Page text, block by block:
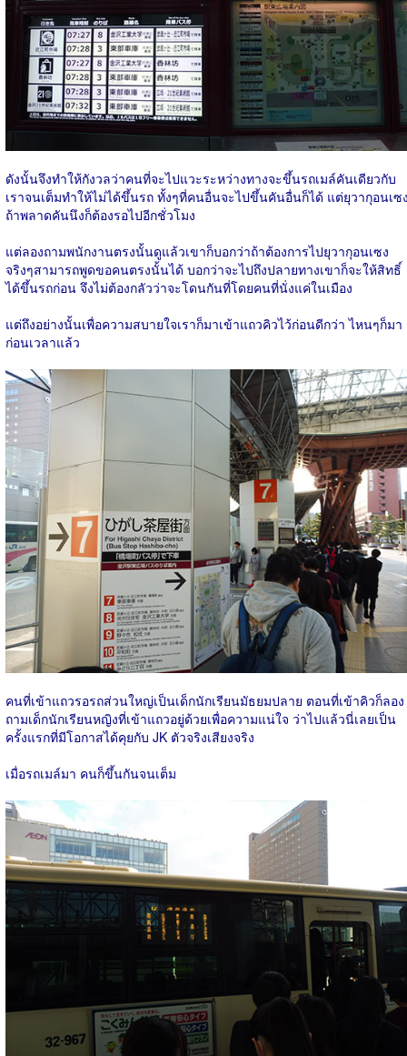
ดังนั้นจึงทำให้กังวลว่าคนที่จะไปแวะระหว่างทางจะขึ้นรถเมล์คันเดียวกับ
เราจนเต็มทำให้ไม่ได้ขึ้นรถ ทั้งๆที่คนอื่นจะไปขึ้นคันอื่นก็ได้ แต่ยุวากุอนเซ
ถ้าพลาดคันนึงก็ต้องรอไปอีกชั่วโมง
แต่ลองถามพนักงานตรงนั้นดูแล้วเขาก็บอกว่าถ้าต้องการไปยุวากุอนเซง
จริงๆสามารถพูดขอคนตรงนั้นได้ บอกว่าจะไปถึงปลายทางเขาก็จะให้สิทธิ์
ได้ขึ้นรถก่อน จึงไม่ต้องกลัวว่าจะโดนกันที่โดยคนที่นั่งแค่ในเมือง
แต่ถึงอย่างนั้นเพื่อความสบายใจเราก็มาเข้าแถวคิวไว้ก่อนดีกว่า ไหนๆก็มา
ก่อนเวลาแล้ว
คนที่เข้าแถวรอรถส่วนใหญ่เป็นเด็กนักเรียนมัธยมปลาย ตอนที่เข้าคิวก็ลอง
ถามเด็กนักเรียนหญิงที่เข้าแถวอยู่ด้วยเพื่อความแน่ใจ ว่าไปแล้วนี่เลยเป็น
ครั้งแรกที่มีโอกาสได้คุยกับ JK ตัวจริงเสียงจริง
เมื่อรถเมล์มา คนก็ขึ้นกันจนเต็ม